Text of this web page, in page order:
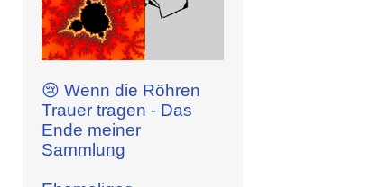
😢 Wenn die Röhren
Trauer tragen - Das
Ende meiner
Sammlung